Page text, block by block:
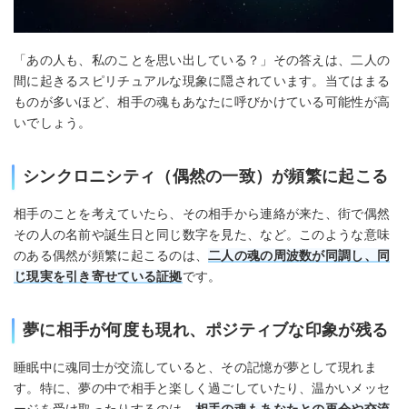
「あの人も、私のことを思い出している？」その答えは、二人の
間に起きるスピリチュアルな現象に隠されています。当てはまる
ものが多いほど、相手の魂もあなたに呼びかけている可能性が高
いでしょう。
シンクロニシティ（偶然の一致）が頻繁に起こる
相手のことを考えていたら、その相手から連絡が来た、街で偶然
その人の名前や誕生日と同じ数字を見た、など。このような意味
のある偶然が頻繁に起こるのは、二人の魂の周波数が同調し、同
じ現実を引き寄せている証拠です。
夢に相手が何度も現れ、ポジティブな印象が残る
睡眠中に魂同士が交流していると、その記憶が夢として現れま
す。特に、夢の中で相手と楽しく過ごしていたり、温かいメッセ